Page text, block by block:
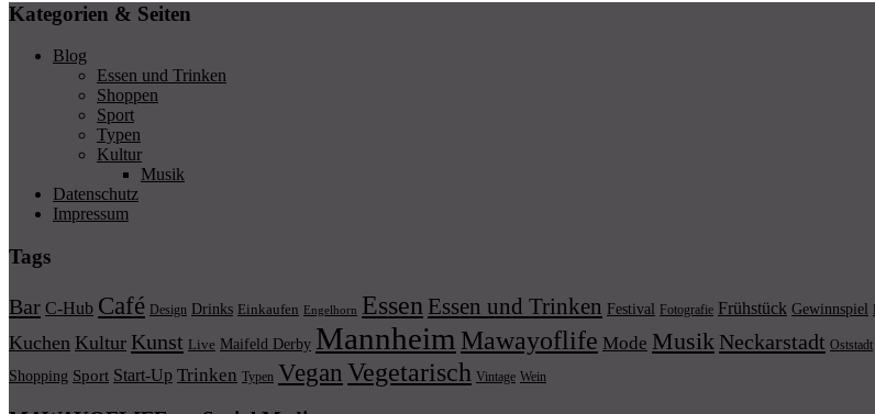
Kategorien & Seiten
Blog
Essen und Trinken
Shoppen
Sport
Typen
Kultur
Musik
Datenschutz
Impressum
Tags
Bar C-Hub Café Design Drinks Einkaufen Engelhorn Essen Essen und Trinken Festival Fotografie Frühstück Gewinnspiel
Kuchen Kultur Kunst Live Maifeld Derby Mannheim Mawayoflife Mode Musik Neckarstadt Oststadt
Shopping Sport Start-Up Trinken Typen Vegan Vegetarisch Vintage Wein